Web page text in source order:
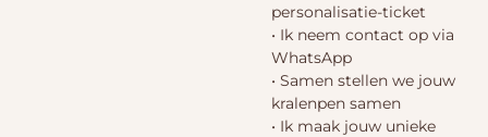
personalisatie-ticket
• Ik neem contact op via
WhatsApp
• Samen stellen we jouw
kralenpen samen
• Ik maak jouw unieke